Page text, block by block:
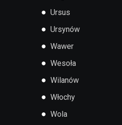
● Ursus
● Ursynów
● Wawer
● Wesoła
● Wilanów
● Włochy
● Wola